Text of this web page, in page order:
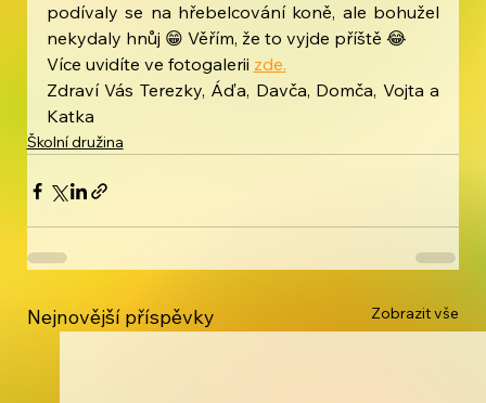
podívaly se na hřebelcování koně, ale bohužel
nekydaly hnůj 😁 Věřím, že to vyjde příště 😂
Více uvidíte ve fotogalerii zde.
Zdraví Vás Terezky, Áďa, Davča, Domča, Vojta a
Katka
Školní družina
Nejnovější příspěvky Zobrazit vše